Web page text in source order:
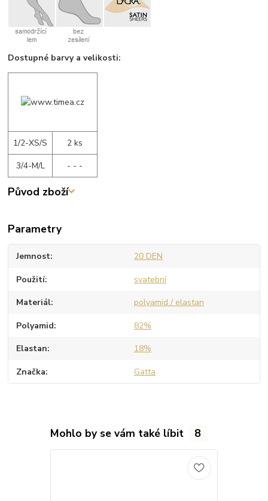
Dostupné barvy a velikosti:
1/2-XS/S
2 ks
3/4-M/L
- - -
Původ zboží
Parametry
Jemnost 20 DEN
Použití svatební
Materiál polyamid / elastan
Polyamid 82%
Elastan 18%
Značka Gatta
Mohlo by se vám také líbit 8